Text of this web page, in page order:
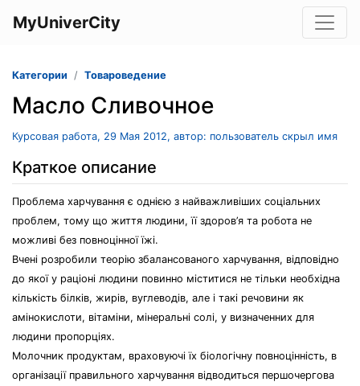
MyUniverCity
Категории Товароведение
Масло Сливочное
Курсовая работа, 29 Мая 2012, автор: пользователь скрыл имя
Краткое описание
Проблема харчування є однією з найважливіших соціальних
проблем, тому що життя людини, її здоров’я та робота не
можливі без повноцінної їжі.
Вчені розробили теорію збалансованого харчування, відповідно
до якої у раціоні людини повинно міститися не тільки необхідна
кількість білків, жирів, вуглеводів, але і такі речовини як
амінокислоти, вітаміни, мінеральні солі, у визначенних для
людини пропорціях.
Молочник продуктам, враховуючі їх біологічну повноцінність, в
організації правильного харчування відводиться першочергова